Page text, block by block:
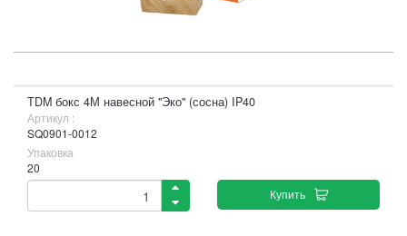
TDM бокс 4М навесной "Эко" (сосна) IP40
Артикул :
SQ0901-0012
Упаковка
20
Купить